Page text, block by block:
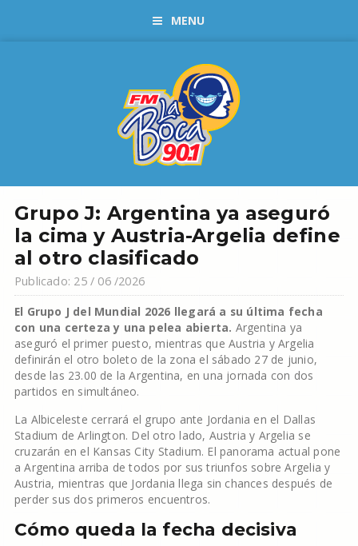
MENU
Grupo J: Argentina ya aseguró
la cima y Austria-Argelia define
al otro clasificado
Publicado: 25 / 06 /2026
El Grupo J del Mundial 2026 llegará a su última fecha
con una certeza y una pelea abierta. Argentina ya
aseguró el primer puesto, mientras que Austria y Argelia
definirán el otro boleto de la zona el sábado 27 de junio,
desde las 23.00 de la Argentina, en una jornada con dos
partidos en simultáneo.
La Albiceleste cerrará el grupo ante Jordania en el Dallas
Stadium de Arlington. Del otro lado, Austria y Argelia se
cruzarán en el Kansas City Stadium. El panorama actual pone
a Argentina arriba de todos por sus triunfos sobre Argelia y
Austria, mientras que Jordania llega sin chances después de
perder sus dos primeros encuentros.
Cómo queda la fecha decisiva